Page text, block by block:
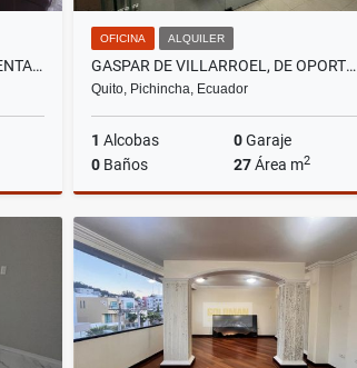
CONOCOTO, CASA QUINTA EN VENTA, 600M2, 9 HABITACIONES
OFICINA ALQUILER
GASPAR DE VILLARROEL, DE OPORTUNIDAD OFICINA EN RENTA, 27M2
Quito, Pichincha, Ecuador
1 Alcobas 0Garaje
0 Baños 27Área m2